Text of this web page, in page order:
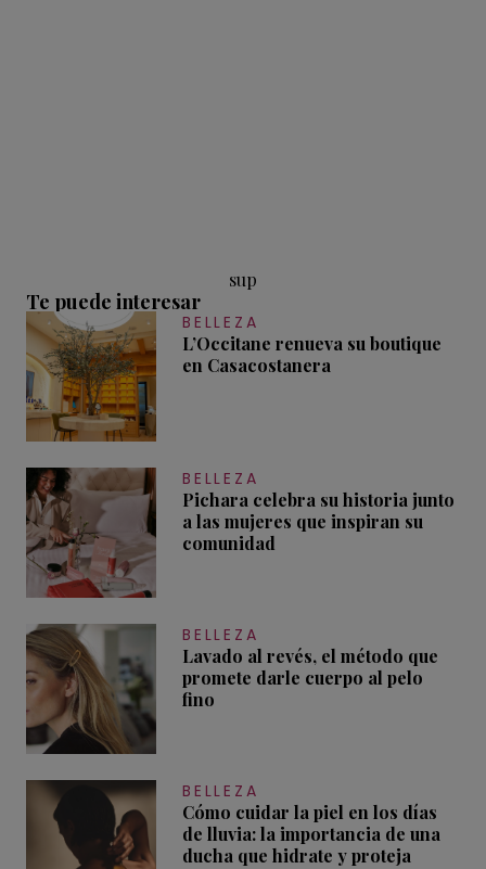
sup
Te puede interesar
BELLEZA
L’Occitane renueva su boutique
en Casacostanera
BELLEZA
Pichara celebra su historia junto
a las mujeres que inspiran su
comunidad
BELLEZA
Lavado al revés, el método que
promete darle cuerpo al pelo
fino
BELLEZA
Cómo cuidar la piel en los días
de lluvia: la importancia de una
ducha que hidrate y proteja